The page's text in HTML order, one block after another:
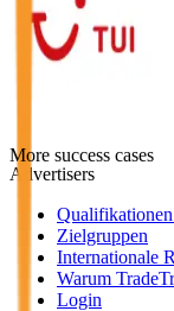
More success cases
Advertisers
Qualifikationen
Zielgruppen
Internationale
Warum
Login